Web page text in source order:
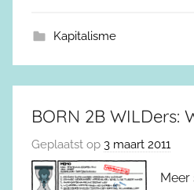
Kapitalisme
BORN 2B WILDers:
Geplaatst op 3 maart 2011
Meer